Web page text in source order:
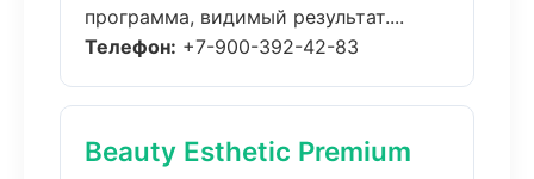
программа, видимый результат....
Телефон: +7-900-392-42-83
Beauty Esthetic Premium